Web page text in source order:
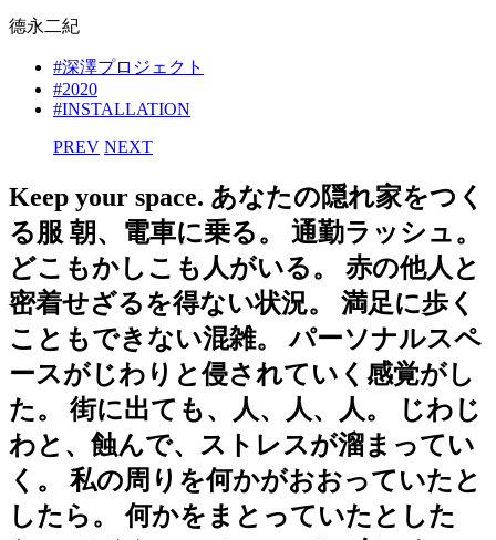
德永二紀
#深澤プロジェクト
#2020
#INSTALLATION
PREV NEXT
Keep your space. あなたの隠れ家をつく
る服 朝、電車に乗る。 通勤ラッシュ。
どこもかしこも人がいる。 赤の他人と
密着せざるを得ない状況。 満足に歩く
こともできない混雑。 パーソナルスペ
ースがじわりと侵されていく感覚がし
た。 街に出ても、人、人、人。 じわじ
わと、蝕んで、ストレスが溜まってい
く。 私の周りを何かがおおっていたと
したら。 何かをまとっていたとした